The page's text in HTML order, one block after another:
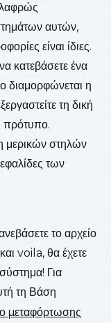
αυτών,
είναι ίδιες.
κατεβάσετε ένα
διαμορφώνεται η
τη δική
πρότυπο.
μερικών στηλών
των
το αρχείο
voila, θα έχετε
Για
τη Βάση
μεταφόρτωσης